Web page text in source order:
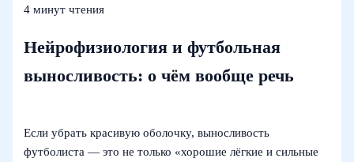
4 минут чтения
Нейрофизиология и футбольная
выносливость: о чём вообще речь
Если убрать красивую оболочку, выносливость
футболиста — это не только «хорошие лёгкие и сильные